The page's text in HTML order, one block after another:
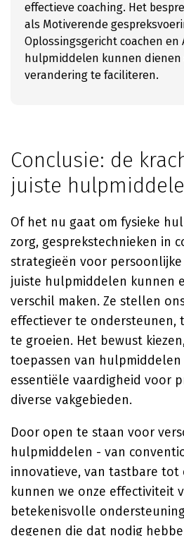
effectieve coaching. Het
als Motiverende
Oplossingsgericht coachen en
hulpmiddelen kunnen dienen
verandering te faciliteren.
Conclusie: de
juiste
Of het nu gaat om fysieke
zorg, gesprekstechnieken in
strategieën voor
juiste hulpmiddelen kunnen
verschil maken. Ze stellen
effectiever te ondersteunen,
te groeien. Het bewust
toepassen van hulpmiddelen
essentiële vaardigheid voor
diverse vakgebieden.
Door open te staan voor
hulpmiddelen - van
innovatieve, van tastbare tot
kunnen we onze effectiviteit
betekenisvolle
degenen die dat nodig